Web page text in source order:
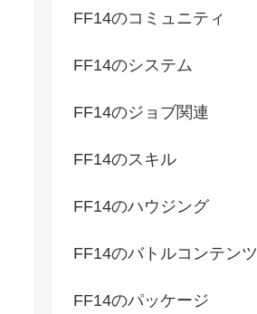
FF14のコミュニティ
FF14のシステム
FF14のジョブ関連
FF14のスキル
FF14のハウジング
FF14のバトルコンテンツ
FF14のパッケージ